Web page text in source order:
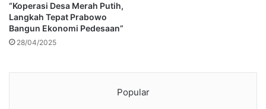
“Koperasi Desa Merah Putih,
Langkah Tepat Prabowo
Bangun Ekonomi Pedesaan”
28/04/2025
Popular